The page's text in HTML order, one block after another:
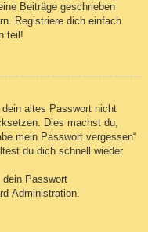
Beiträge geschrieben
Registriere dich einfach
teil!
altes Passwort nicht
Dies machst du,
mein Passwort vergessen“
du dich schnell wieder
Passwort
Administration.